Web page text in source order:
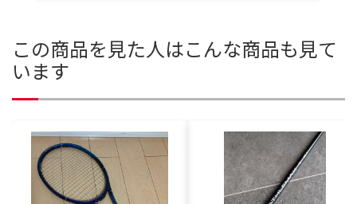
この商品を見た人はこんな商品も見て
います